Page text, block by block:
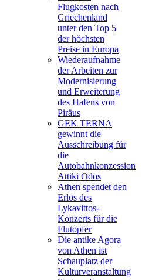
Flugkosten nach
Griechenland
unter den Top 5
der höchsten
Preise in Europa
Wiederaufnahme
der Arbeiten zur
Modernisierung
und Erweiterung
des Hafens von
Piräus
GEK TERNA
gewinnt die
Ausschreibung für
die
Autobahnkonzession
Attiki Odos
Athen spendet den
Erlös des
Lykavittos-
Konzerts für die
Flutopfer
Die antike Agora
von Athen ist
Schauplatz der
Kulturveranstaltung